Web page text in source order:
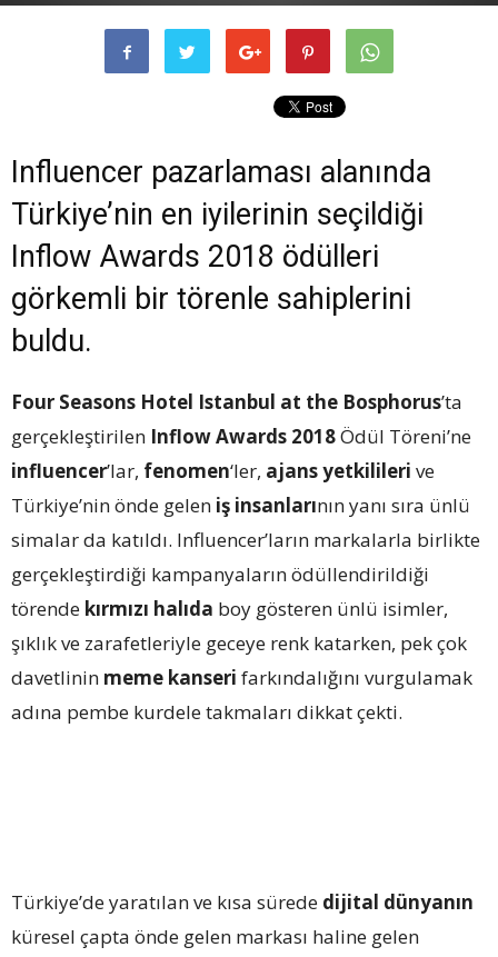
Influencer pazarlaması alanında
Türkiye’nin en iyilerinin seçildiği
Inflow Awards 2018 ödülleri
görkemli bir törenle sahiplerini
buldu.
Four Seasons Hotel Istanbul at the Bosphorus’ta
gerçekleştirilen Inflow Awards 2018Ödül Töreni’ne
influencer’lar, fenomen‘ler, ajans yetkilileri ve
Türkiye’nin önde gelen iş insanlarının yanı sıra ünlü
simalar da katıldı. Influencer’ların markalarla birlikte
gerçekleştirdiği kampanyaların ödüllendirildiği
törende kırmızı halıda boy gösteren ünlü isimler,
şıklık ve zarafetleriyle geceye renk katarken, pek çok
davetlinin meme kanseri farkındalığını vurgulamak
adına pembe kurdele takmaları dikkat çekti.
Türkiye’de yaratılan ve kısa sürede dijital dünyanın
küresel çapta önde gelen markası haline gelen